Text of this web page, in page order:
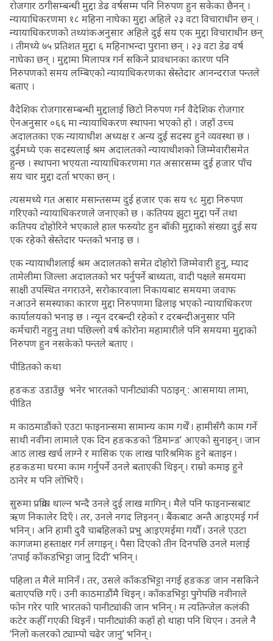
रोजगार ठगीसम्बन्धी मुद्दा डेढ वर्षसम्म पनि निरुपण हुन सकेका छैनन् ।
न्यायाधिकरणमा १८ महिना नाघेका मुद्दा अहिले २३ वटा विचाराधीन छन् ।
न्यायाधिकरणको तथ्यांकअनुसार अहिले दुई सय एक मुद्दा विचाराधीन छन्
। तीमध्ये ७५ प्रतिशत मुद्दा ६ महिनाभन्दा पुराना छन् । २३ वटा डेढ वर्ष
नाघेका छन् । मुद्दामा मिलापत्र गर्न सकिने प्रावधानका कारण पनि
निरुपणको समय लम्बिएको न्यायाधिकरणका स्रेस्तेदार आनन्दराज पन्तले
बताए ।
वैदेशिक रोजगारसम्बन्धी मुद्दालाई छिटो निरुपण गर्न वैदेशिक रोजगार
ऐनअनुसार ०६६ मा न्यायाधिकरण स्थापना भएको हो । जहाँ उच्च
अदालतका एक न्यायाधीश अध्यक्ष र अन्य दुई सदस्य हुने व्यवस्था छ ।
दुईमध्ये एक सदस्यलाई श्रम अदालतको न्यायाधीशको जिम्मेवारीसमेत
हुन्छ । स्थापना भएयता न्यायाधिकरणमा गत असारसम्म दुई हजार पाँच
सय चार मुद्दा दर्ता भएका छन् ।
त्यसमध्ये गत असार मसान्तसम्म दुई हजार एक सय ९८ मुद्दा निरुपण
गरिएको न्यायाधिकरणले जनाएको छ । कतिपय झुटा मुद्दा पर्ने तथा
कतिपय दोहोरिने भएकाले हाल फस्र्योट हुन बाँकी मुद्दाको संख्या दुई सय
एक रहेको स्रेस्तेदार पन्तको भनाइ छ ।
एक न्यायाधीशलाई श्रम अदालतको समेत दोहोरो जिम्मेवारी हुनु, म्याद
तामेलीमा जिल्ला अदालतको भर पर्नुपर्ने बाध्यता, वादी पक्षले समयमा
साक्षी उपस्थित नगराउने, सरोकारवाला निकायबाट समयमा जवाफ
नआउने समस्याका कारण मुद्दा निरुपणमा ढिलाइ भएको न्यायाधिकरण
कार्यालयको भनाइ छ । न्यून दरबन्दी रहेको र दरबन्दीअनुसार पनि
कर्मचारी नहुनु तथा पछिल्लो वर्ष कोरोना महामारीले पनि समयमा मुद्दाको
निरुपण हुन नसकेको पन्तले बताए ।
पीडितको कथा
हङकङ उडाउँछु भनेर भारतको पानीट्यांकी पठाइन् : आसमाया लामा,
पीडित
म काठमाडौंको एउटा फाइनान्समा सामान्य काम गर्थेँ । हामीसँगै काम गर्ने
साथी नवीना लामाले एक दिन हङकङको ‘डिमान्ड’ आएको सुनाइन् । जान
आठ लाख खर्च लाग्ने र मासिक एक लाख पारिश्रमिक हुने बताइन ।
हङकङमा घरमा काम गर्नुपर्ने उनले बताएकी थिइन् । राम्रो कमाइ हुने
ठानेर म पनि लोभिएँ ।
सुरुमा प्रक्रिया थाल्न भन्दै उनले दुई लाख मागिन् । मैले पनि फाइनान्सबाट
ऋण निकालेर दिएँ । तर, उनले नगद लिइनन् । बैंकबाट अन्तै आइएमई गर्न
भनिन् । अनि हामी दुवै चाबहिलको प्रभु आइएमईमा गयौँ । उनले एउटा
कागजमा हस्ताक्षर गर्न लगाइन् । पैसा दिएको तीन दिनपछि उनले मलाई
‘तपाईं काँकडभिट्टा जानु दिदी’ भनिन् ।
पहिला त मैले मानिनँ । तर, उसले काँकडभिट्टा नगई हङकङ जान नसकिने
बताएपछि गएँ । उनी काठमाडौंमै थिइन् । काँकडभिट्टा पुगेपछि नवीनाले
फोन गरेर पारि भारतको पानीट्यांकी जान भनिन् । म त्यतिन्जेल कलंकी
कटेर कहीँ गएकी थिइनँ । पानीट्यांकी कहाँ हो थाहा पनि थिएन । उनले नै
‘निलो कलरको ट्याम्पो चढेर जानु’ भनिन् ।